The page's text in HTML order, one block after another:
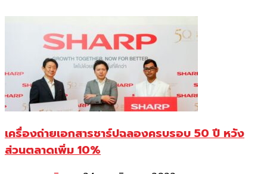
เครื่องถ่ายเอกสารชาร์ปฉลองครบรอบ 50 ปี หวัง
ส่วนตลาดเพิ่ม 10%